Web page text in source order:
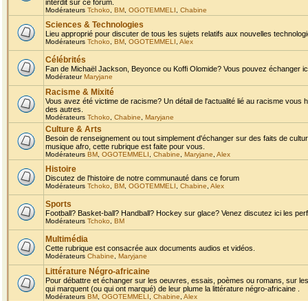
interdit sur ce forum.
Modérateurs Tchoko BM OGOTEMMELI Chabine
Sciences & Technologies
Lieu approprié pour discuter de tous les sujets relatifs aux nouvelles
Modérateurs Tchoko BM OGOTEMMELI Alex
Célébrités
Fan de Michaël Jackson, Beyonce ou Koffi Olomide? Vous pouvez échanger
ModérateurMaryjane
Racisme & Mixité
Vous avez été victime de racisme? Un détail de l'actualité lié au racisme
des autres.
Modérateurs Tchoko Chabine Maryjane
Culture & Arts
Besoin de renseignement ou tout simplement d'échanger sur des faits de
musique afro, cette rubrique est faite pour vous.
Modérateurs BM OGOTEMMELI Chabine Maryjane Alex
Histoire
Discutez de l'histoire de notre communauté dans ce forum
Modérateurs Tchoko BM OGOTEMMELI Chabine Alex
Sports
Football? Basket-ball? Handball? Hockey sur glace? Venez discutez ici les
Modérateurs Tchoko BM
Multimédia
Cette rubrique est consacrée aux documents audios et vidéos.
Modérateurs Chabine Maryjane
Littérature Négro-africaine
Pour débattre et échanger sur les oeuvres, essais, poèmes ou romans, sur
qui marquent (ou qui ont marqué) de leur plume la littérature négro-africaine .
Modérateurs BM OGOTEMMELI Chabine Alex